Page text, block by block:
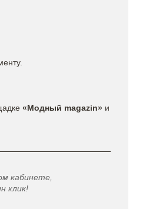
«Модный magazin» и
кабинете,
клик!